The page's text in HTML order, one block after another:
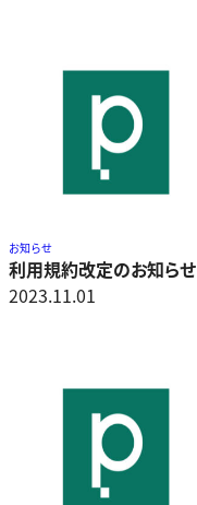
お知らせ
利用規約改定のお知らせ
2023.11.01